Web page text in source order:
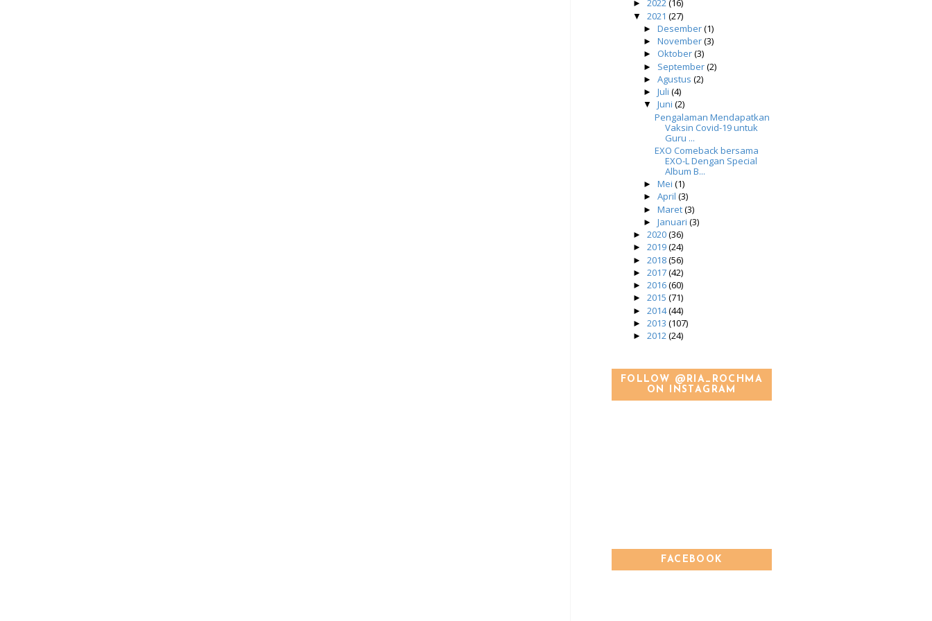
► 2022(16)
▼ 2021 (27)
►Desember(1)
►November(3)
► Oktober(3)
► September(2)
►Agustus(2)
►Juli(4)
▼Juni(2)
Pengalaman Mendapatkan
Vaksin Covid-19 untuk
Guru ...
EXO Comeback bersama
EXO-L Dengan Special
Album B...
►Mei(1)
►April(3)
►Maret(3)
►Januari(3)
► 2020(36)
► 2019(24)
► 2018(56)
► 2017(42)
► 2016(60)
► 2015 (71)
► 2014(44)
► 2013 (107)
► 2012(24)
FOLLOW @RIA_ROCHMA
ON INSTAGRAM
FACEBOOK